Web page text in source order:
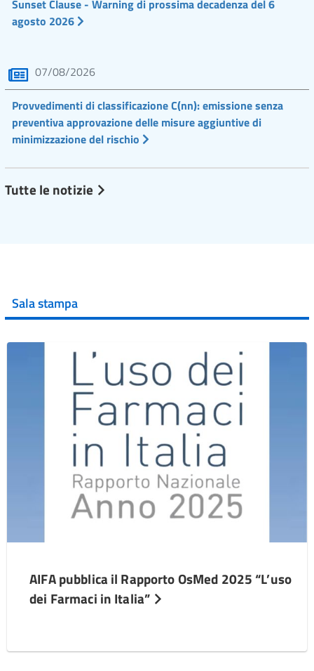
Sunset Clause - Warning di prossima decadenza del 6
agosto 2026
07/08/2026
Provvedimenti di classificazione C(nn): emissione senza
preventiva approvazione delle misure aggiuntive di
minimizzazione del rischio
Tutte le notizie
Sala stampa
AIFA pubblica il Rapporto OsMed 2025 “L’uso
dei Farmaci in Italia”